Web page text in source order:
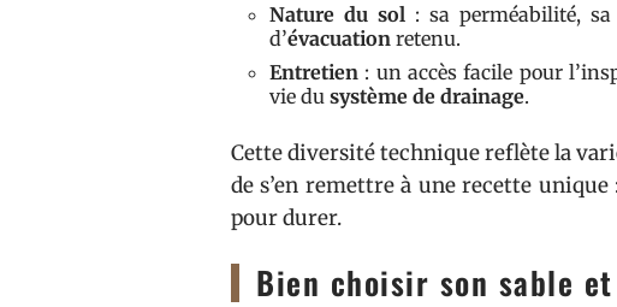
Nature du sol : sa perméabilité,
d’évacuation retenu.
Entretien : un accès facile pour
vie du système de drainage.
Cette diversité technique reflète la
de s’en remettre à une recette
pour durer.
Bien choisir son sable